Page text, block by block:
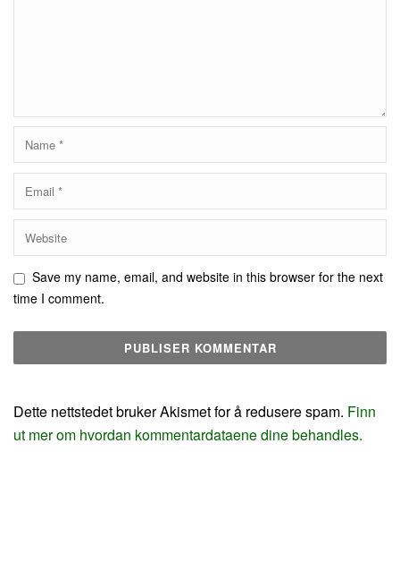
Save my name, email, and website in this browser for the next
time I comment.
Dette nettstedet bruker Akismet for å redusere spam. Finn
ut mer om hvordan kommentardataene dine behandles.